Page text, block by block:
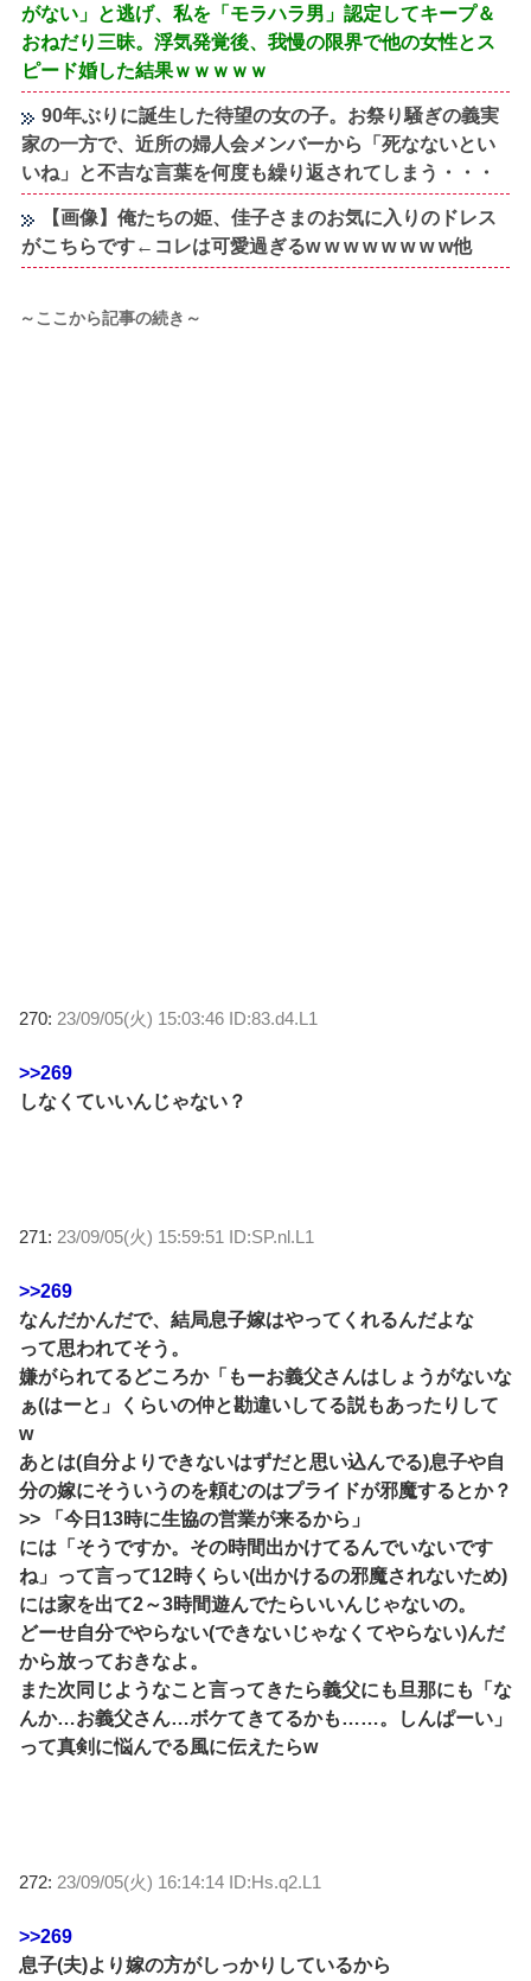
がない」と逃げ、私を「モラハラ男」認定してキープ＆
おねだり三昧。浮気発覚後、我慢の限界で他の女性とス
ピード婚した結果ｗｗｗｗｗ
90年ぶりに誕生した待望の女の子。お祭り騒ぎの義実
家の一方で、近所の婦人会メンバーから「死なないとい
いね」と不吉な言葉を何度も繰り返されてしまう・・・
【画像】俺たちの姫、佳子さまのお気に入りのドレス
がこちらです←コレは可愛過ぎるw w w w w w w w他
～ここから記事の続き～
270: 23/09/05(火) 15:03:46 ID:83.d4.L1
>>269
しなくていいんじゃない？
271: 23/09/05(火) 15:59:51 ID:SP.nl.L1
>>269
なんだかんだで、結局息子嫁はやってくれるんだよな
って思われてそう。
嫌がられてるどころか「もーお義父さんはしょうがないな
ぁ(はーと」くらいの仲と勘違いしてる説もあったりして
w
あとは(自分よりできないはずだと思い込んでる)息子や自
分の嫁にそういうのを頼むのはプライドが邪魔するとか？
>> 「今日13時に生協の営業が来るから」
には「そうですか。その時間出かけてるんでいないです
ね」って言って12時くらい(出かけるの邪魔されないため)
には家を出て2～3時間遊んでたらいいんじゃないの。
どーせ自分でやらない(できないじゃなくてやらない)んだ
から放っておきなよ。
また次同じようなこと言ってきたら義父にも旦那にも「な
んか…お義父さん…ボケてきてるかも……。しんぱーい」
って真剣に悩んでる風に伝えたらw
272: 23/09/05(火) 16:14:14 ID:Hs.q2.L1
>>269
息子(夫)より嫁の方がしっかりしているから